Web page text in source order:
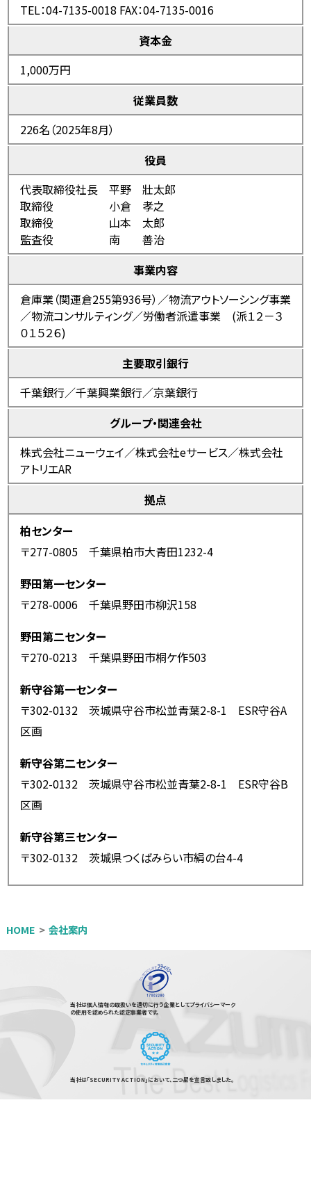
TEL：04-7135-0018 FAX：04-7135-0016
資本金
1,000万円
従業員数
226名（2025年8月）
役員
代表取締役社長 平野 壯太郎
取締役 小倉 孝之
取締役 山本 太郎
監査役 南 善治
事業内容
倉庫業（関運倉255第936号）／物流アウトソーシング事業
／物流コンサルティング／労働者派遣事業 (派１２－３
０１５２６)
主要取引銀行
千葉銀行／千葉興業銀行／京葉銀行
グループ・関連会社
株式会社ニューウェイ／株式会社eサービス／株式会社
アトリエAR
拠点
柏センター
〒277-0805 千葉県柏市大青田1232-4
野田第一センター
〒278-0006 千葉県野田市柳沢158
野田第二センター
〒270-0213 千葉県野田市桐ケ作503
新守谷第一センター
〒302-0132 茨城県守谷市松並青葉2-8-1 ESR守谷A
区画
新守谷第二センター
〒302-0132 茨城県守谷市松並青葉2-8-1 ESR守谷B
区画
新守谷第三センター
〒302-0132 茨城県つくばみらい市絹の台4-4
HOME 会社案内
当社は個人情報の取扱いを適切に行う企業としてプライバシーマーク
の使用を認められた認定事業者です。
当社は「SECURITY ACTION」において、二つ星を宣言致しました。